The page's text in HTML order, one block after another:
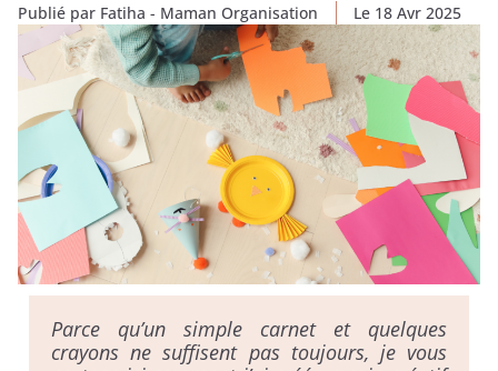
Publié par Fatiha - Maman Organisation Le 18 Avr 2025
Parce qu’un simple carnet et quelques
crayons ne suffisent pas toujours, je vous